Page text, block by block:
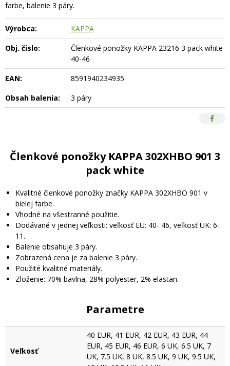
farbe, balenie 3 páry.
Výrobca:
KAPPA
Obj. čislo:
Členkové ponožky KAPPA 23216 3 pack white
40-46
EAN:
8591940234935
Obsah balenia:
3 páry
Členkové ponožky KAPPA 302XHBO 901 3
pack white
Kvalitné členkové ponožky značky KAPPA 302XHBO 901 v
bielej farbe.
Vhodné na všestranné použitie.
Dodávané v jednej veľkosti: veľkosť EU: 40- 46, veľkosť UK: 6-
11.
Balenie obsahuje 3 páry.
Zobrazená cena je za balenie 3 páry.
Použité kvalitné materiály.
Zloženie: 70% bavlna, 28% polyester, 2% elastan.
Parametre
Veľkosť
40 EUR, 41 EUR, 42 EUR, 43 EUR, 44
EUR, 45 EUR, 46 EUR, 6 UK, 6.5 UK, 7
UK, 7.5 UK, 8 UK, 8.5 UK, 9 UK, 9.5 UK,